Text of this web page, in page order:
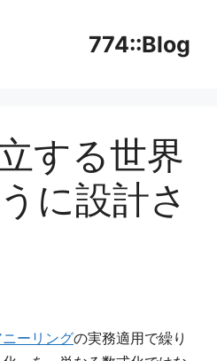
774::Blog
する世界
に設計さ
ーリングの実務適用で繰り